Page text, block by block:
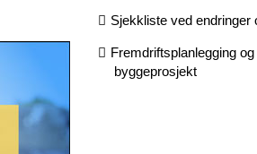
Sjekkliste ved endringer
Fremdriftsplanlegging
byggeprosjekt